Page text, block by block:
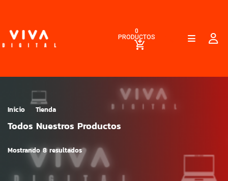
0
PRODUCTOS
Inicio Tienda
Todos Nuestros Productos
Mostrando 8 resultados